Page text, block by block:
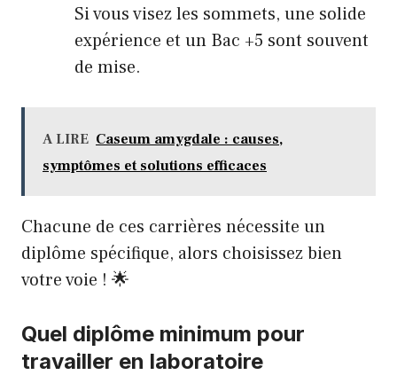
Si vous visez les sommets, une solide
expérience et un Bac +5 sont souvent
de mise.
A LIRE Caseum amygdale : causes,
symptômes et solutions efficaces
Chacune de ces carrières nécessite un
diplôme spécifique, alors choisissez bien
votre voie ! 🌟
Quel diplôme minimum pour
travailler en laboratoire